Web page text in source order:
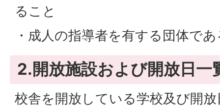
ること
・成人の指導者を有する団体で
2.開放施設および開放日一
校舎を開放している学校及び開